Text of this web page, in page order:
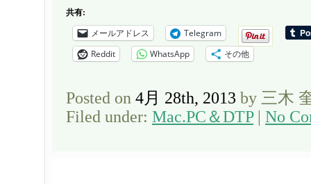
共有:
メールアドレス
Telegram
Reddit
WhatsApp その他
Posted on 4月 28th, 2013 by 三木
Filed under: Mac.PC＆DTP| No